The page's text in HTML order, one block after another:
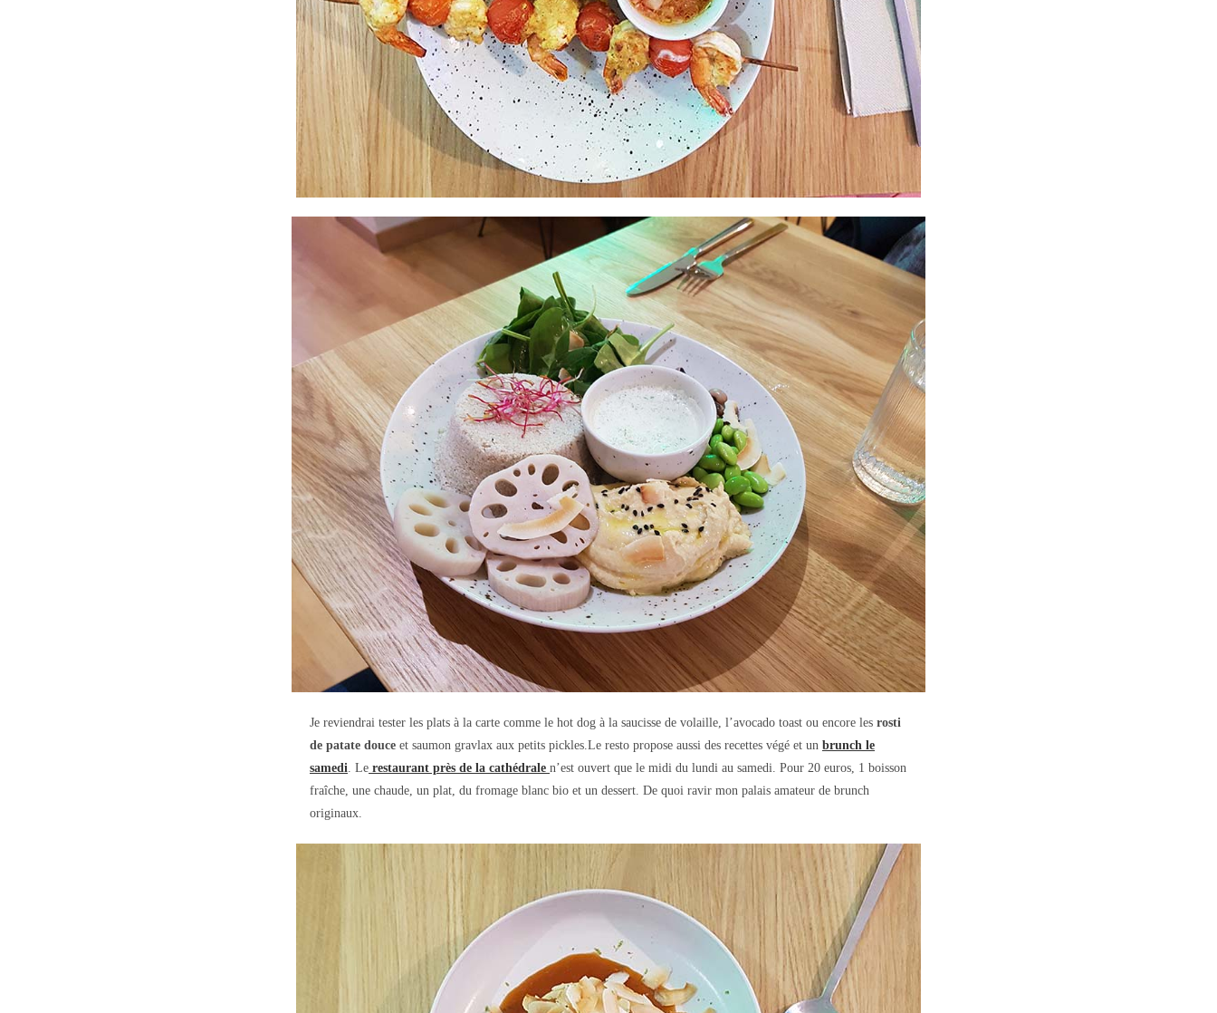
Je reviendrai tester les plats à la carte comme le hot dog à la saucisse de volaille, l’avocado toast ou encore les rosti
de patate douce et saumon gravlax aux petits pickles.Le resto propose aussi des recettes végé et un brunch le
samedi. Le restaurant près de la cathédrale n’est ouvert que le midi du lundi au samedi. Pour 20 euros, 1 boisson
fraîche, une chaude, un plat, du fromage blanc bio et un dessert. De quoi ravir mon palais amateur de brunch
originaux.